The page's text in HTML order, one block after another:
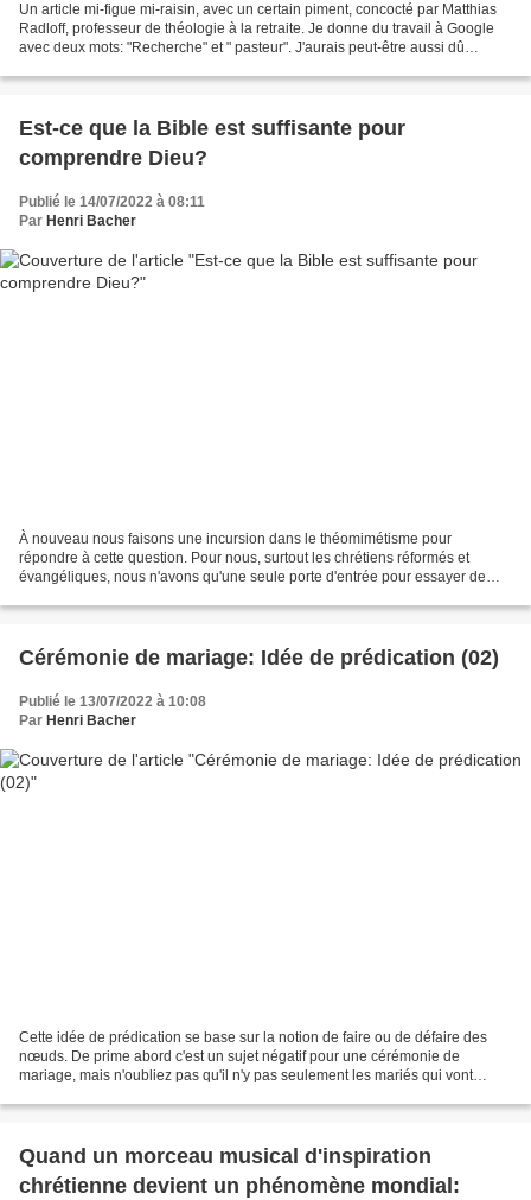
Un article mi-figue mi-raisin, avec un certain piment, concocté par Matthias
Radloff, professeur de théologie à la retraite. Je donne du travail à Google
avec deux mots: "Recherche" et " pasteur". J'aurais peut-être aussi dû
Est-ce que la Bible est suffisante pour
comprendre Dieu?
Publié le 14/07/2022 à 08:11
Par Henri Bacher
À nouveau nous faisons une incursion dans le théomimétisme pour
répondre à cette question. Pour nous, surtout les chrétiens réformés et
évangéliques, nous n'avons qu'une seule porte d'entrée pour essayer de
Cérémonie de mariage: Idée de prédication (02)
Publié le 13/07/2022 à 10:08
Par Henri Bacher
Cette idée de prédication se base sur la notion de faire ou de défaire des
nœuds. De prime abord c'est un sujet négatif pour une cérémonie de
mariage, mais n'oubliez pas qu'il n'y pas seulement les mariés qui vont
Quand un morceau musical d'inspiration
chrétienne devient un phénomène mondial: